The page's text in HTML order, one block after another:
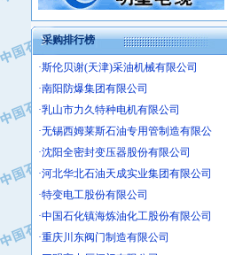
采购排行榜
·山东墨龙石油机械股份有限公司
·大庆油田物资集团
·斯伦贝谢(天津)采油机械有限公司
·南阳防爆集团有限公司
·乳山市力久特种电机有限公司
·无锡西姆莱斯石油专用管制造有限公
·沈阳全密封变压器股份有限公司
·河北华北石油天成实业集团有限公司
·特变电工股份有限公司
·中国石化镇海炼油化工股份有限公司
·重庆川东阀门制造有限公司
·三明高中压阀门有限公司